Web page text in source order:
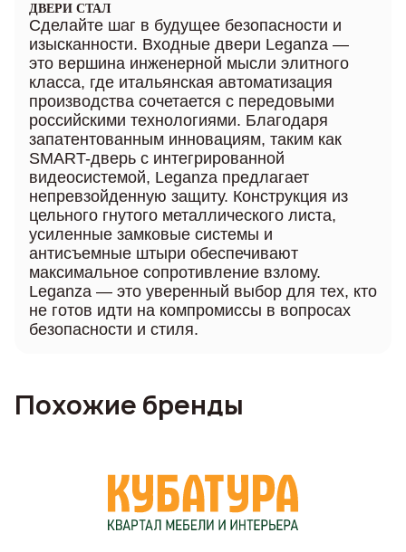
ДВЕРИ СТАЛ
Сделайте шаг в будущее безопасности и
изысканности. Входные двери Leganza —
это вершина инженерной мысли элитного
класса, где итальянская автоматизация
производства сочетается с передовыми
российскими технологиями. Благодаря
запатентованным инновациям, таким как
SMART-дверь с интегрированной
видеосистемой, Leganza предлагает
непревзойденную защиту. Конструкция из
цельного гнутого металлического листа,
усиленные замковые системы и
антисъемные штыри обеспечивают
максимальное сопротивление взлому.
Leganza — это уверенный выбор для тех, кто
не готов идти на компромиссы в вопросах
безопасности и стиля.
Похожие бренды